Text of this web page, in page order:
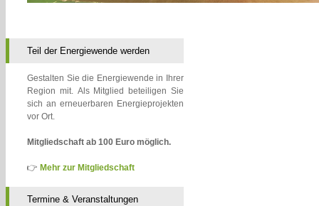
Teil der Energiewende werden
Gestalten Sie die Energiewende in Ihrer
Region mit. Als Mitglied beteiligen Sie
sich an erneuerbaren Energieprojekten
vor Ort.
Mitgliedschaft ab 100 Euro möglich.
👉 Mehr zur Mitgliedschaft
Termine & Veranstaltungen